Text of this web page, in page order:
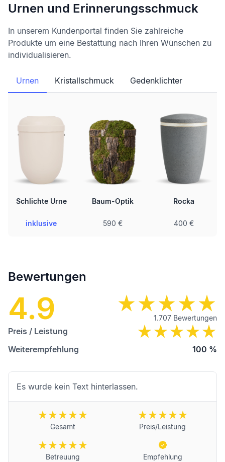
Urnen und Erinnerungsschmuck
In unserem Kundenportal finden Sie zahlreiche
Produkte um eine Bestattung nach Ihren Wünschen zu
individualisieren.
Urnen Kristallschmuck Gedenklichter
Schlichte Urne
inklusive
Baum-Optik
590 €
Rocka
400 €
Bewertungen
4.9 1.707 Bewertungen
Preis / Leistung
Weiterempfehlung
100 %
Es wurde kein Text hinterlassen.
Gesamt Preis/Leistung
Betreuung Empfehlung